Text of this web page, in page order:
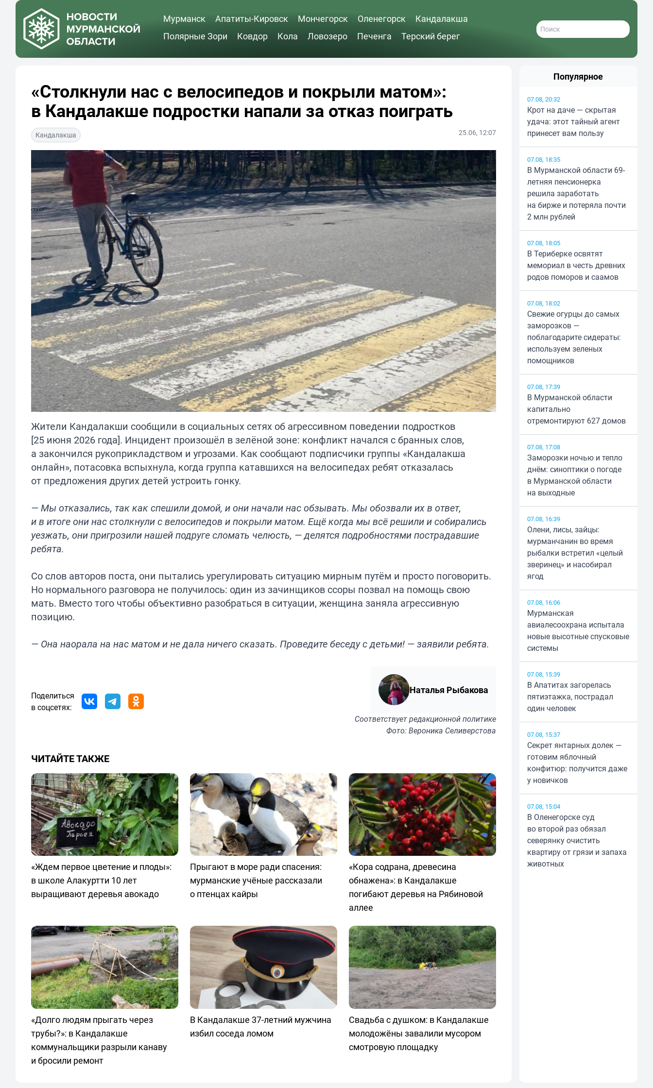
Мурманск Апатиты-Кировск Мончегорск Оленегорск
Кандалакша
Полярные Зори
Ковдор Кола Ловозеро Печенга Терский берег
«Столкнули нас с велосипедов и покрыли матом»:
в Кандалакше подростки напали за отказ поиграть
Кандалакша 25.06, 12:07
Жители Кандалакши сообщили в социальных сетях об агрессивном поведении подростков
[25 июня 2026 года]. Инцидент произошёл в зелёной зоне: конфликт начался с бранных слов,
а закончился рукоприкладством и угрозами. Как сообщают подписчики группы «Кандалакша
онлайн», потасовка вспыхнула, когда группа катавшихся на велосипедах ребят отказалась
от предложения других детей устроить гонку.
— Мы отказались, так как спешили домой, и они начали нас обзывать. Мы обозвали их в ответ,
и в итоге они нас столкнули с велосипедов и покрыли матом. Ещё когда мы всё решили и собирались
уезжать, они пригрозили нашей подруге сломать челюсть, — делятся подробностями пострадавшие
ребята.
Со слов авторов поста, они пытались урегулировать ситуацию мирным путём и просто поговорить.
Но нормального разговора не получилось: один из зачинщиков ссоры позвал на помощь свою
мать. Вместо того чтобы объективно разобраться в ситуации, женщина заняла агрессивную
позицию.
— Она наорала на нас матом и не дала ничего сказать. Проведите беседу с детьми! — заявили ребята.
Поделиться
в соцсетях:
Наталья Рыбакова
Соответствуетредакционной политике
Фото: Вероника Селиверстова
ЧИТАЙТЕ ТАКЖЕ
«Ждем первое цветение и плоды»:
в школе Алакуртти 10 лет
выращивают деревья авокадо
Прыгают в море ради спасения:
мурманские учёные рассказали
о птенцах кайры
«Кора содрана, древесина
обнажена»: в Кандалакше
погибают деревья на Рябиновой
аллее
«Долго людям прыгать через
трубы?»: в Кандалакше
коммунальщики разрыли канаву
и бросили ремонт
В Кандалакше 37-летний мужчина
избил соседа ломом
Свадьба с душком: в Кандалакше
молодожёны завалили мусором
смотровую площадку
Популярное
07.08, 20:32
Крот на даче — скрытая
удача: этот тайный агент
принесет вам пользу
07.08, 18:35
В Мурманской области 69-
летняя пенсионерка
решила заработать
на бирже и потеряла почти
2 млн рублей
07.08, 18:05
В Териберке освятят
мемориал в честь древних
родов поморов и саамов
07.08, 18:02
Свежие огурцы до самых
заморозков —
поблагодарите сидераты:
используем зеленых
помощников
07.08, 17:39
В Мурманской области
капитально
отремонтируют 627 домов
07.08, 17:08
Заморозки ночью и тепло
днём: синоптики о погоде
в Мурманской области
на выходные
07.08, 16:39
Олени, лисы, зайцы:
мурманчанин во время
рыбалки встретил «целый
зверинец» и насобирал
ягод
07.08, 16:06
Мурманская
авиалесоохрана испытала
новые высотные спусковые
системы
07.08, 15:39
В Апатитах загорелась
пятиэтажка, пострадал
один человек
07.08, 15:37
Секрет янтарных долек —
готовим яблочный
конфитюр: получится даже
у новичков
07.08, 15:04
В Оленегорске суд
во второй раз обязал
северянку очистить
квартиру от грязи и запаха
животных